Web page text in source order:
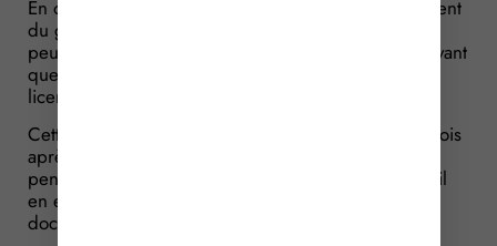
En outre, une décision ayant pour effet le licenciement
du gardien, concierge ou employé d’immeubles ne
peut être portée à la connaissance des occupants avant
que ce dernier n’ait reçu la lettre lui notifiant son
licenciement.
Cette information est réalisée, dans un délai de 3 mois
après la tenue de l’AG, par un document affiché
pendant 1 mois à l’emplacement prévu à cet effet s’il
en existe un. A défaut, vous devez déposer ce
document dans chacune des boîtes aux lettres.